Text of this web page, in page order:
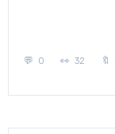
0 32